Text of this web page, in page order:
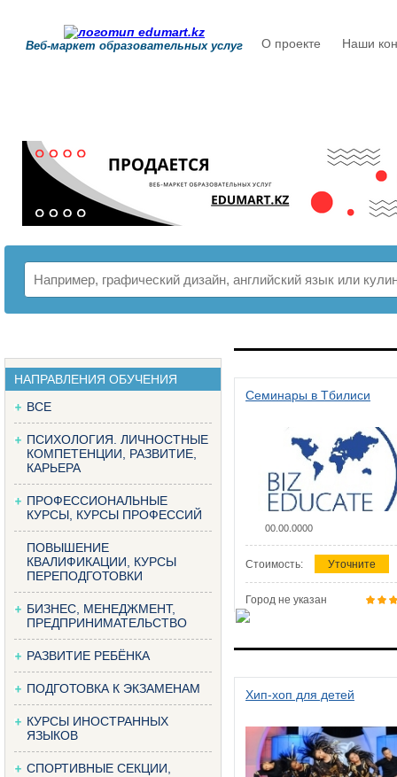
Веб-маркет образовательных услуг О проекте Наши
НАПРАВЛЕНИЯ ОБУЧЕНИЯ
ВСЕ
ПСИХОЛОГИЯ. ЛИЧНОСТНЫЕ
КОМПЕТЕНЦИИ, РАЗВИТИЕ,
КАРЬЕРА
ПРОФЕССИОНАЛЬНЫЕ
КУРСЫ, КУРСЫ ПРОФЕССИЙ
ПОВЫШЕНИЕ
КВАЛИФИКАЦИИ, КУРСЫ
ПЕРЕПОДГОТОВКИ
БИЗНЕС, МЕНЕДЖМЕНТ,
ПРЕДПРИНИМАТЕЛЬСТВО
РАЗВИТИЕ РЕБЁНКА
ПОДГОТОВКА К ЭКЗАМЕНАМ
КУРСЫ ИНОСТРАННЫХ
ЯЗЫКОВ
СПОРТИВНЫЕ СЕКЦИИ,
Семинары в Тбилиси
00.00.0000
Стоимость: Уточните
Город не указан
Хип-хоп для детей